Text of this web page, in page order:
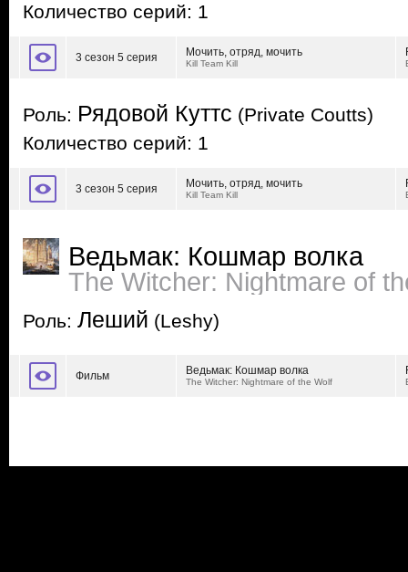
Количество серий: 1
3 сезон 5 серия Мочить, отряд, мочить
Kill Team Kill
Роль: Рядовой Куттс (Private Coutts)
Количество серий: 1
3 сезон 5 серия Мочить, отряд, мочить
Kill Team Kill
Ведьмак: Кошмар волка
The Witcher: Nightmare of
Роль: Леший (Leshy)
Фильм Ведьмак: Кошмар волка
The Witcher: Nightmare of the Wolf